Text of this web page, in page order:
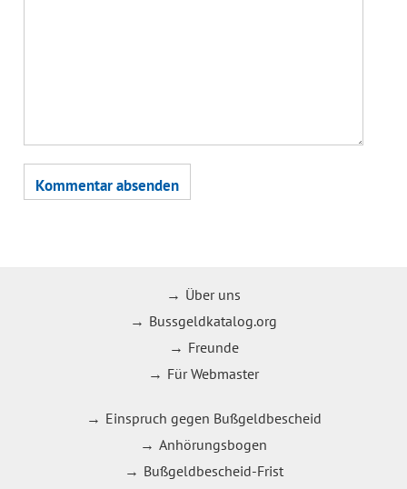
Über uns
Bussgeldkatalog.org
Freunde
Für Webmaster
Einspruch gegen Bußgeldbescheid
Anhörungsbogen
Bußgeldbescheid-Frist